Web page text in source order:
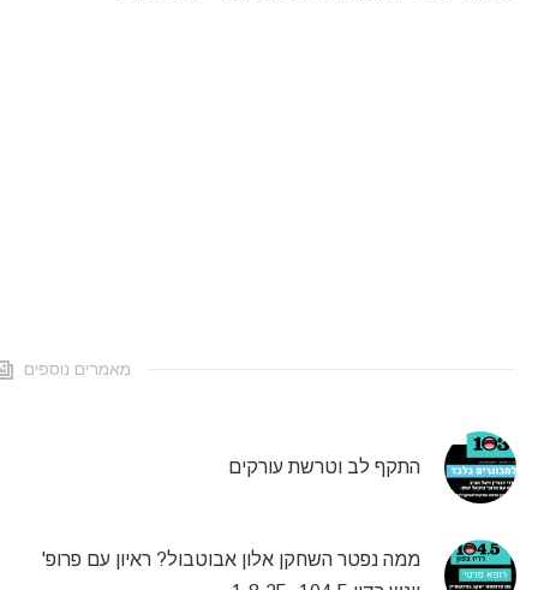
מאמרים נוספים
התקף לב וטרשת עורקים
ממה נפטר השחקן אלון אבוטבול? ראיון עם פרופ'